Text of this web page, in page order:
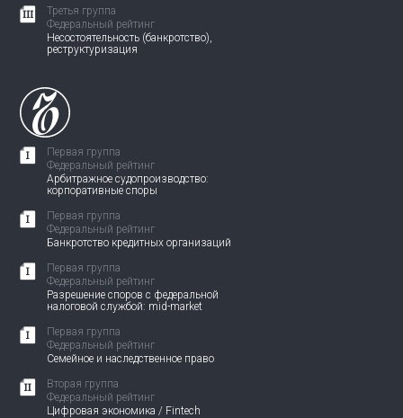
Третья группа
Федеральный рейтинг
Несостоятельность (банкротство),
реструктуризация
Первая группа
Федеральный рейтинг
Арбитражное судопроизводство:
корпоративные споры
Первая группа
Федеральный рейтинг
Банкротство кредитных организаций
Первая группа
Федеральный рейтинг
Разрешение споров с федеральной
налоговой службой: mid-market
Первая группа
Федеральный рейтинг
Семейное и наследственное право
Вторая группа
Федеральный рейтинг
Цифровая экономика / Fintech